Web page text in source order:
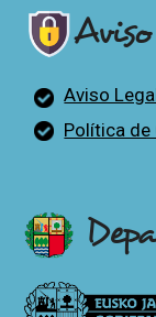
Aviso
Política de